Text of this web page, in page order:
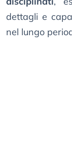
dettagli e
nel lungo